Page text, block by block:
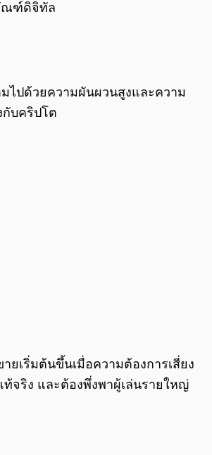
ณฑ์ดิจิทัล
ไปด้วยความผันผวนสูงและความ
กับคริปโต
เริ่มต้นขึ้นเมื่อความต้องการเสี่ยง
จริง และต้องพึ่งพาผู้เล่นรายใหญ่